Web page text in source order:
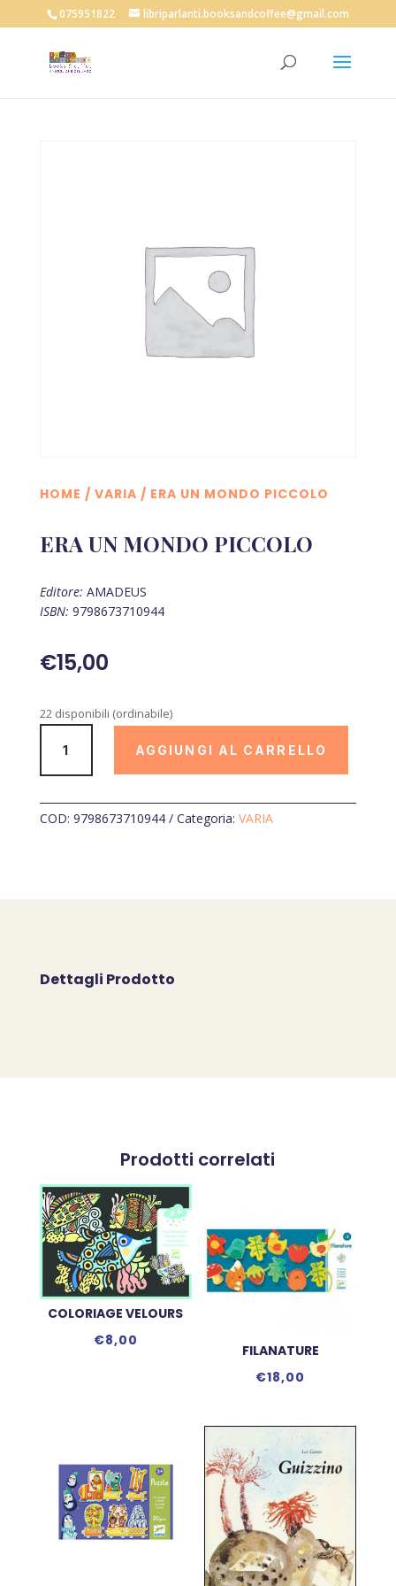
075951822 libriparlanti.booksandcoffee@gmail.com
HOME / VARIA / ERA UN MONDO PICCOLO
ERA UN MONDO PICCOLO
Editore: AMADEUS
ISBN: 9798673710944
€15,00
22 disponibili (ordinabile)
MONDO
quantità
AGGIUNGI AL CARRELLO
COD: 9798673710944 Categoria: VARIA
Dettagli Prodotto
Prodotti correlati
COLORIAGE VELOURS
€8,00
FILANATURE
€18,00